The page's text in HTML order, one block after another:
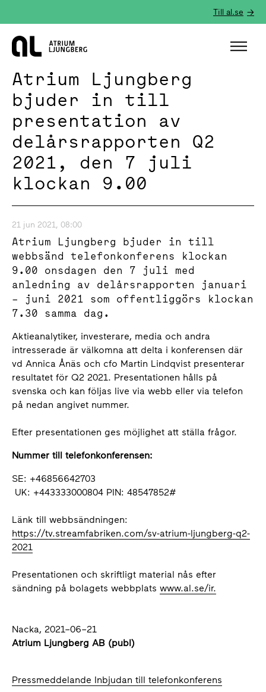
Till al.se
Hem
Atrium Ljungberg
bjuder in till
presentation av
delårsrapporten Q2
2021, den 7 juli
klockan 9.00
21 jun 2021, 08:00
Atrium Ljungberg bjuder in till
webbsänd telefonkonferens klockan
9.00 onsdagen den 7 juli med
anledning av delårsrapporten januari
– juni 2021 som offentliggörs klockan
7.30 samma dag.
Aktieanalytiker, investerare, media och andra
intresserade är välkomna att delta i konferensen där
vd Annica Ånäs och cfo Martin Lindqvist presenterar
resultatet för Q2 2021. Presentationen hålls på
svenska och kan följas live via webb eller via telefon
på nedan angivet nummer.
Efter presentationen ges möjlighet att ställa frågor.
Nummer till telefonkonferensen:
SE: +46856642703
UK: +443333000804 PIN: 48547852#
Länk till webbsändningen:
https://tv.streamfabriken.com/sv-atrium-ljungberg-q2-
2021
Presentationen och skriftligt material nås efter
sändning på bolagets webbplats www.al.se/ir.
Nacka, 2021–06–21
Atrium Ljungberg AB (publ)
Pressmeddelande Inbjudan till telefonkonferens